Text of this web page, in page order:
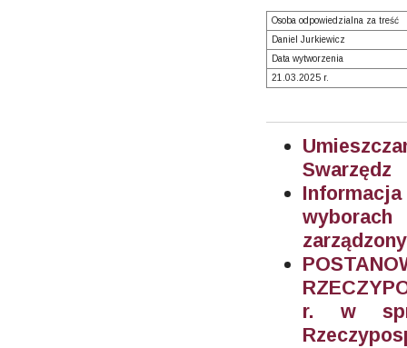
Osoba odpowiedzialna za treść
Daniel Jurkiewicz
Data wytworzenia
21.03.2025 r.
Swarzędz
r. w